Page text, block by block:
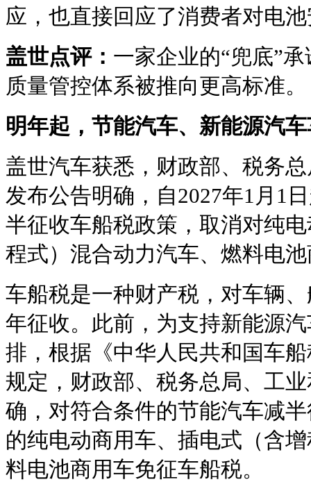
应，也直接回应了消费者对电
盖世点评： 一家企业的“兜底”
质量管控体系被推向更高标准。
明年起，节能汽车、新能源汽
盖世汽车获悉，财政部、税务
发布公告明确，自2027年1月1
半征收车船税政策，取消对纯
程式）混合动力汽车、燃料电
车船税是一种财产税，对车辆
年征收。此前，为支持新能源
排，根据《中华人民共和国车
规定，财政部、税务总局、工
确，对符合条件的节能汽车减
的纯电动商用车、插电式（含
料电池商用车免征车船税。